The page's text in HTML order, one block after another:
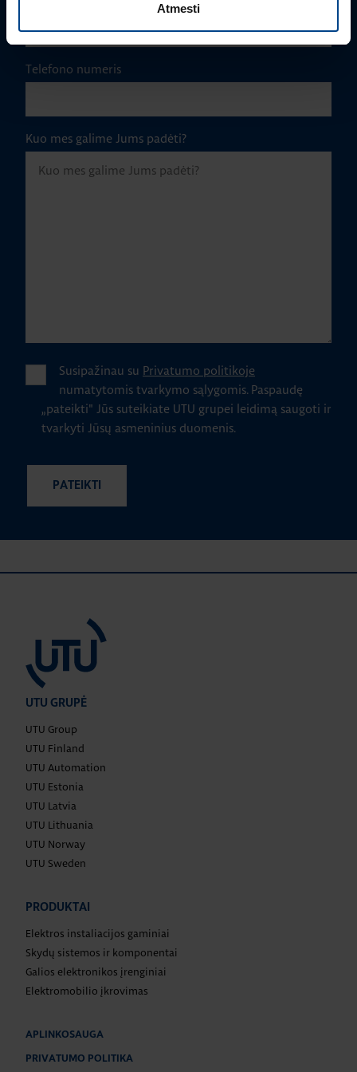
Atmesti
Telefono numeris
Kuo mes galime Jums padėti?
Susipažinau su Privatumo politikoje
numatytomis tvarkymo sąlygomis. Paspaudę
„pateikti" Jūs suteikiate UTU grupei leidimą saugoti ir
tvarkyti Jūsų asmeninius duomenis.
UTU GRUPĖ
UTU Group
UTU Finland
UTU Automation
UTU Estonia
UTU Latvia
UTU Lithuania
UTU Norway
UTU Sweden
PRODUKTAI
Elektros instaliacijos gaminiai
Skydų sistemos ir komponentai
Galios elektronikos įrenginiai
Elektromobilio įkrovimas
APLINKOSAUGA
PRIVATUMO POLITIKA